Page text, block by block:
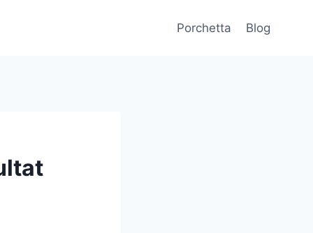
Porchetta Blog